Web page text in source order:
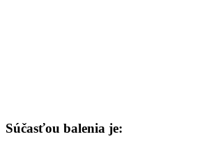
Súčasťou balenia je: